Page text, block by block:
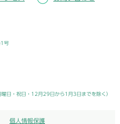
号
日・祝日・12月29日から1月3日までを除く）
個人情報保護